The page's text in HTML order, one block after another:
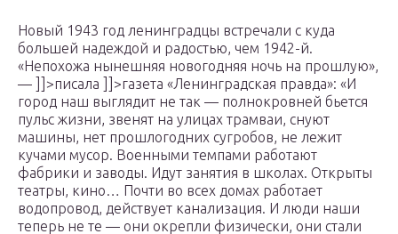
Новый 1943 год ленинградцы встречали с куда
большей надеждой и радостью, чем 1942-й.
«Непохожа нынешняя новогодняя ночь на прошлую»,
— ]]>писала ]]>газета «Ленинградская правда»: «И
город наш выглядит не так — полнокровней бьется
пульс жизни, звенят на улицах трамваи, снуют
машины, нет прошлогодних сугробов, не лежит
кучами мусор. Военными темпами работают
фабрики и заводы. Идут занятия в школах. Открыты
театры, кино… Почти во всех домах работает
водопровод, действует канализация. И люди наши
теперь не те — они окрепли физически, они стали